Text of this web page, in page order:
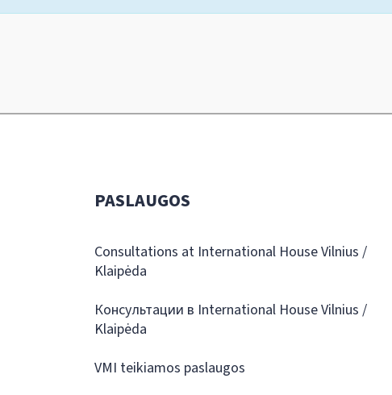
PASLAUGOS
Consultations at International House Vilnius /
Klaipėda
Консультации в International House Vilnius /
Klaipėda
VMI teikiamos paslaugos